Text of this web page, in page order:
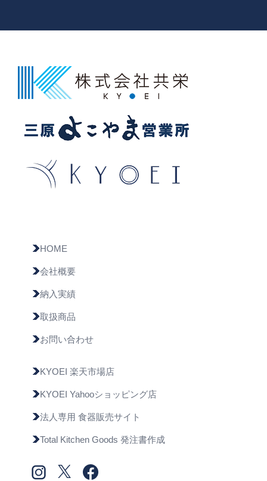
HOME
会社概要
納入実績
取扱商品
お問い合わせ
KYOEI 楽天市場店
KYOEI Yahooショッピング店
法人専用 食器販売サイト
Total Kitchen Goods 発注書作成